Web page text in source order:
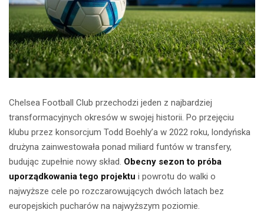
Chelsea Football Club przechodzi jeden z najbardziej
transformacyjnych okresów w swojej historii. Po przejęciu
klubu przez konsorcjum Todd Boehly’a w 2022 roku, londyńska
drużyna zainwestowała ponad miliard funtów w transfery,
budując zupełnie nowy skład. Obecny sezon to próba
uporządkowania tego projektu i powrotu do walki o
najwyższe cele po rozczarowujących dwóch latach bez
europejskich pucharów na najwyższym poziomie.